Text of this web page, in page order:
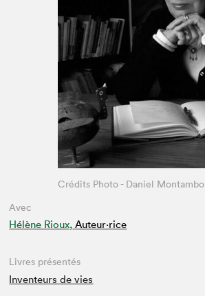
Avec
Hélène Rioux, Auteur·rice
Crédits Photo - Daniel Montambo
Livres présentés
Inventeurs de vies